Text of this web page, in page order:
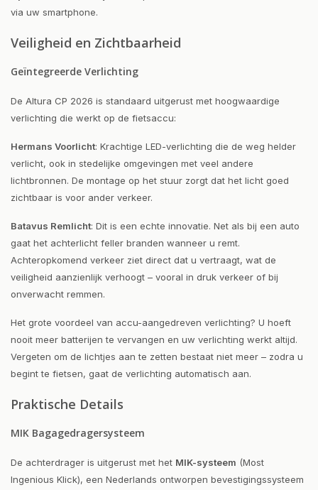
via uw smartphone.
Veiligheid en Zichtbaarheid
Geïntegreerde Verlichting
De Altura CP 2026 is standaard uitgerust met hoogwaardige
verlichting die werkt op de fietsaccu:
Hermans Voorlicht: Krachtige LED-verlichting die de weg helder
verlicht, ook in stedelijke omgevingen met veel andere
lichtbronnen. De montage op het stuur zorgt dat het licht goed
zichtbaar is voor ander verkeer.
Batavus Remlicht: Dit is een echte innovatie. Net als bij een auto
gaat het achterlicht feller branden wanneer u remt.
Achteropkomend verkeer ziet direct dat u vertraagt, wat de
veiligheid aanzienlijk verhoogt – vooral in druk verkeer of bij
onverwacht remmen.
Het grote voordeel van accu-aangedreven verlichting? U hoeft
nooit meer batterijen te vervangen en uw verlichting werkt altijd.
Vergeten om de lichtjes aan te zetten bestaat niet meer – zodra u
begint te fietsen, gaat de verlichting automatisch aan.
Praktische Details
MIK Bagagedragersysteem
De achterdrager is uitgerust met het MIK-systeem (Most
Ingenious Klick), een Nederlands ontworpen bevestigingssysteem